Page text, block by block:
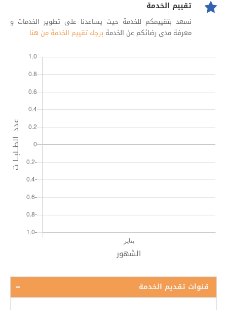
تقييم الخدمة
نسعد بتقييمكم للخدمة حيث يساعدنا على تطوير الخدمات و
معرفة مدى رضائكم عن الخدمة برجاء تقييم الخدمة من هنا
قنوات تقديم الخدمة